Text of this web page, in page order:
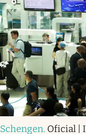
Schengen. Oficial |